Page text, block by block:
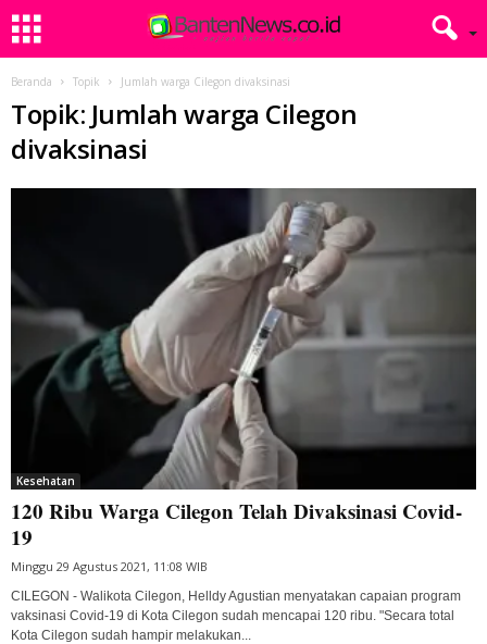
Beranda Topik Jumlah warga Cilegon divaksinasi
Topik: Jumlah warga Cilegon
divaksinasi
Kesehatan
120 Ribu Warga Cilegon Telah Divaksinasi Covid-
19
Minggu 29 Agustus 2021, 11:08 WIB
CILEGON - Walikota Cilegon, Helldy Agustian menyatakan capaian program
vaksinasi Covid-19 di Kota Cilegon sudah mencapai 120 ribu. "Secara total
Kota Cilegon sudah hampir melakukan...